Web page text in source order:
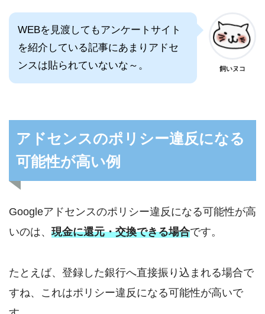
WEBを見渡してもアンケートサイト
を紹介している記事にあまりアドセ
ンスは貼られていないな～。
飼いヌコ
アドセンスのポリシー違反になる
可能性が高い例
Googleアドセンスのポリシー違反になる可能性が高
いのは、 現金に還元・交換できる場合です。
たとえば、登録した銀行へ直接振り込まれる場合で
すね、これはポリシー違反になる可能性が高いで